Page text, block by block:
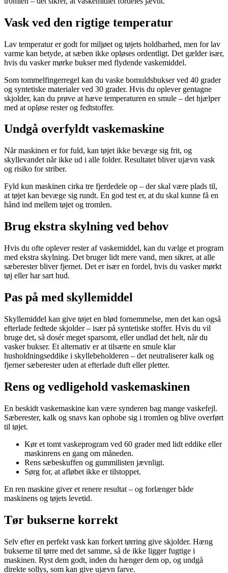
Vask ved den rigtige temperatur
Lav temperatur er godt for miljøet og tøjets holdbarhed, men for lav
varme kan betyde, at sæben ikke opløses ordentligt. Det gælder især,
hvis du vasker mørke bukser med flydende vaskemiddel.
Som tommelfingerregel kan du vaske bomuldsbukser ved 40 grader
og syntetiske materialer ved 30 grader. Hvis du oplever gentagne
skjolder, kan du prøve at hæve temperaturen en smule – det hjælper
med at opløse rester og fedtstoffer.
Undgå overfyldt vaskemaskine
Når maskinen er for fuld, kan tøjet ikke bevæge sig frit, og
skyllevandet når ikke ud i alle folder. Resultatet bliver ujævn vask
og risiko for striber.
Fyld kun maskinen cirka tre fjerdedele op – der skal være plads til,
at tøjet kan bevæge sig rundt. En god test er, at du skal kunne få en
hånd ind mellem tøjet og tromlen.
Brug ekstra skylning ved behov
Hvis du ofte oplever rester af vaskemiddel, kan du vælge et program
med ekstra skylning. Det bruger lidt mere vand, men sikrer, at alle
sæberester bliver fjernet. Det er især en fordel, hvis du vasker mørkt
tøj eller har sart hud.
Pas på med skyllemiddel
Skyllemiddel kan give tøjet en blød fornemmelse, men det kan også
efterlade fedtede skjolder – især på syntetiske stoffer. Hvis du vil
bruge det, så dosér meget sparsomt, eller undlad det helt, når du
vasker bukser. Et alternativ er at tilsætte en smule klar
husholdningseddike i skyllebeholderen – det neutraliserer kalk og
fjerner sæberester uden at efterlade duft eller pletter.
Rens og vedligehold vaskemaskinen
En beskidt vaskemaskine kan være synderen bag mange vaskefejl.
Sæberester, kalk og snavs kan ophobe sig i tromlen og blive overført
til tøjet.
Kør et tomt vaskeprogram ved 60 grader med lidt eddike eller
maskinrens en gang om måneden.
Rens sæbeskuffen og gummilisten jævnligt.
Sørg for, at afløbet ikke er tilstoppet.
En ren maskine giver et renere resultat – og forlænger både
maskinens og tøjets levetid.
Tør bukserne korrekt
Selv efter en perfekt vask kan forkert tørring give skjolder. Hæng
bukserne til tørre med det samme, så de ikke ligger fugtige i
maskinen. Ryst dem godt, inden du hænger dem op, og undgå
direkte sollys, som kan give ujævn farve.